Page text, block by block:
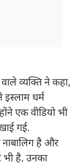
व्यक्ति ने कहा,
धर्म
एक वीडियो भी
गई.
नाबालिग है और
भी है. उनका